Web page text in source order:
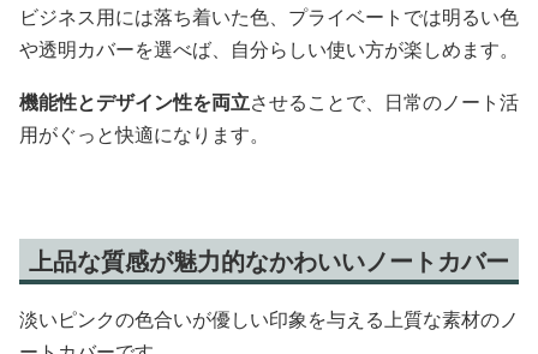
ビジネス用には落ち着いた色、プライベートでは明るい色
や透明カバーを選べば、自分らしい使い方が楽しめます。
機能性とデザイン性を両立させることで、日常のノート活
用がぐっと快適になります。
上品な質感が魅力的なかわいいノートカバー
淡いピンクの色合いが優しい印象を与える上質な素材のノ